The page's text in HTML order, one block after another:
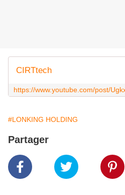
CIRTtech
#LONKING HOLDING
Partager